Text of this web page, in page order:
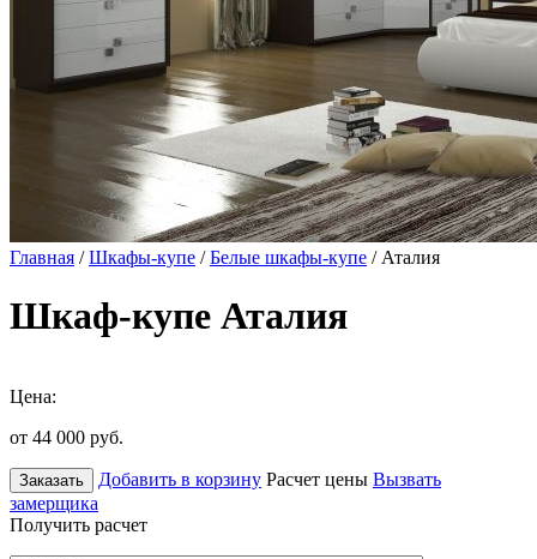
Главная /Шкафы-купе /Белые шкафы-купе / Аталия
Шкаф-купе Аталия
Цена:
от 44 000 руб.
Заказать Добавить в корзину Расчет цены Вызвать
замерщика
Получить расчет